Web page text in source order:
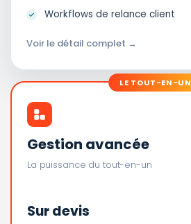
Workflows de relance client
Voir le détail complet →
LE TOUT-EN-UN
Gestion avancée
La puissance du tout-en-un
Sur devis